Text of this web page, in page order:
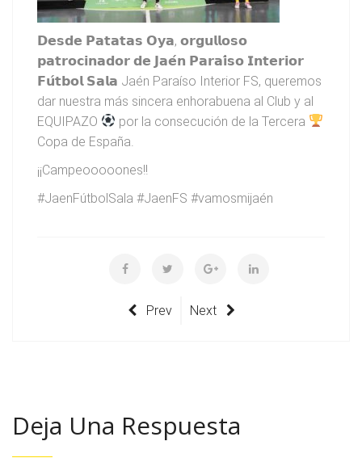
𝗗𝗲𝘀𝗱𝗲 𝗣𝗮𝘁𝗮𝘁𝗮𝘀 𝗢𝘆𝗮, 𝗼𝗿𝗴𝘂𝗹𝗹𝗼𝘀𝗼
𝗽𝗮𝘁𝗿𝗼𝗰𝗶𝗻𝗮𝗱𝗼𝗿 𝗱𝗲 𝗝𝗮𝗲́𝗻 𝗣𝗮𝗿𝗮𝗶́𝘀𝗼 𝗜𝗻𝘁𝗲𝗿𝗶𝗼𝗿
𝗙𝘂́𝘁𝗯𝗼𝗹 𝗦𝗮𝗹𝗮 Jaén Paraíso Interior FS, queremos
dar nuestra más sincera enhorabuena al Club y al
EQUIPAZO
por la consecución de la Tercera
Copa de España.
¡¡Campeooooones!!
#JaenFútbolSala #JaenFS #vamosmijaén
Prev Next
Deja Una Respuesta